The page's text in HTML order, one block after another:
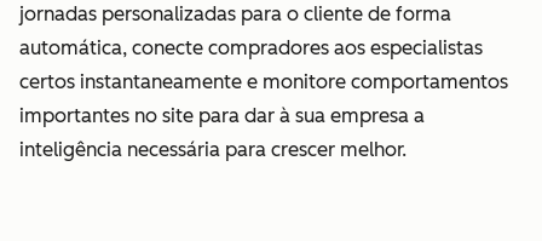
jornadas personalizadas para o cliente de forma
automática, conecte compradores aos especialistas
certos instantaneamente e monitore comportamentos
importantes no site para dar à sua empresa a
inteligência necessária para crescer melhor.